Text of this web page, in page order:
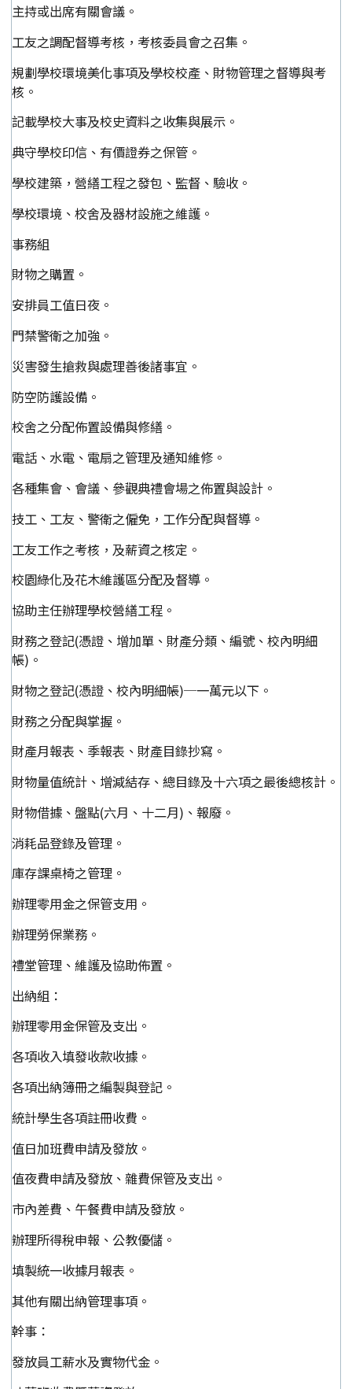
主持或出席有關會議。
工友之調配督導考核，考核委員會之召集。
規劃學校環境美化事項及學校校產、財物管理之督導與考
核。
記載學校大事及校史資料之收集與展示。
典守學校印信、有價證券之保管。
學校建築，營繕工程之發包、監督、驗收。
學校環境、校舍及器材設施之維護。
事務組
財物之購置。
安排員工值日夜。
門禁警衛之加強。
災害發生搶救與處理善後諸事宜。
防空防護設備。
校舍之分配佈置設備與修繕。
電話、水電、電扇之管理及通知維修。
各種集會、會議、參觀典禮會場之佈置與設計。
技工、工友、警衛之僱免，工作分配與督導。
工友工作之考核，及薪資之核定。
校園綠化及花木維護區分配及督導。
協助主任辦理學校營繕工程。
財務之登記(憑證、增加單、財產分類、編號、校內明細
帳)。
財物之登記(憑證、校內明細帳)─一萬元以下。
財務之分配與掌握。
財產月報表、季報表、財產目錄抄寫。
財物量值統計、增減結存、總目錄及十六項之最後總核計。
財物借據、盤點(六月、十二月)、報廢。
消耗品登錄及管理。
庫存課桌椅之管理。
辦理零用金之保管支用。
辦理勞保業務。
禮堂管理、維護及協助佈置。
出納組：
辦理零用金保管及支出。
各項收入填發收款收據。
各項出納簿冊之編製與登記。
統計學生各項註冊收費。
值日加班費申請及發放。
值夜費申請及發放、雜費保管及支出。
市內差費、午餐費申請及發放。
辦理所得稅申報、公教優儲。
填製統一收據月報表。
其他有關出納管理事項。
幹事：
發放員工薪水及實物代金。